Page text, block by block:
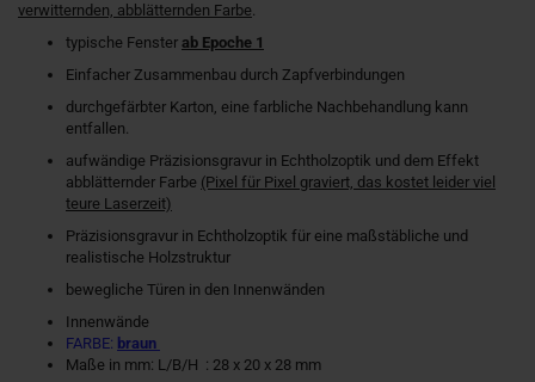
verwitternden, abblätternden Farbe.
typische Fenster ab Epoche 1
Einfacher Zusammenbau durch Zapfverbindungen
durchgefärbter Karton, eine farbliche Nachbehandlung kann
entfallen.
aufwändige Präzisionsgravur in Echtholzoptik und dem Effekt
abblätternder Farbe (Pixel für Pixel graviert, das kostet leider viel
teure Laserzeit)
Präzisionsgravur in Echtholzoptik für eine maßstäbliche und
realistische Holzstruktur
bewegliche Türen in den Innenwänden
Innenwände
FARBE: braun
Maße in mm: L/B/H : 28 x 20 x 28 mm